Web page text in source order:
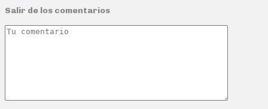
Salir de los comentarios